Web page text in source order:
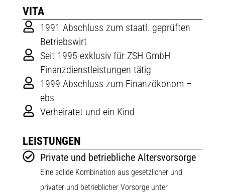
VITA
1991 Abschluss zum staatl. geprüften
Betriebswirt
Seit 1995 exklusiv für ZSH GmbH
Finanzdienstleistungen tätig
1999 Abschluss zum Finanzökonom –
ebs
Verheiratet und ein Kind
LEISTUNGEN
Private und betriebliche Altersvorsorge
Eine solide Kombination aus gesetzlicher und
privater und betrieblicher Vorsorge unter